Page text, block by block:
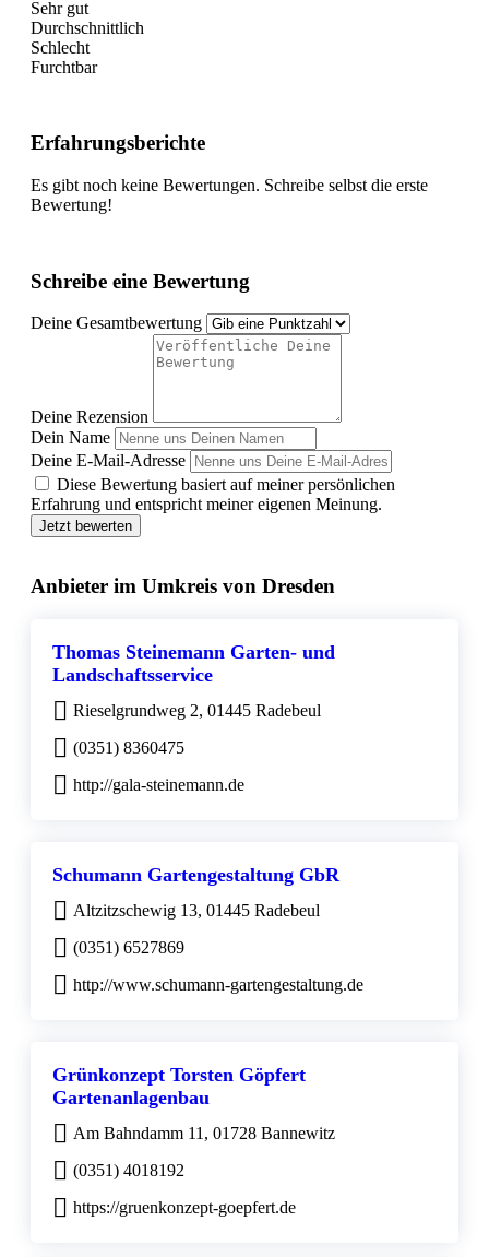
Sehr gut
Durchschnittlich
Schlecht
Furchtbar
Erfahrungsberichte
Es gibt noch keine Bewertungen. Schreibe selbst die erste
Bewertung!
Schreibe eine Bewertung
Deine Gesamtbewertung
Deine Rezension
Dein Name
Deine E-Mail-Adresse
Diese Bewertung basiert auf meiner persönlichen
Erfahrung und entspricht meiner eigenen Meinung.
Jetzt bewerten
Anbieter im Umkreis von Dresden
Thomas Steinemann Garten- und
Landschaftsservice
Rieselgrundweg 2, 01445 Radebeul
(0351) 8360475
http://gala-steinemann.de
Schumann Gartengestaltung GbR
Altzitzschewig 13, 01445 Radebeul
(0351) 6527869
http://www.schumann-gartengestaltung.de
Grünkonzept Torsten Göpfert
Gartenanlagenbau
Am Bahndamm 11, 01728 Bannewitz
(0351) 4018192
https://gruenkonzept-goepfert.de